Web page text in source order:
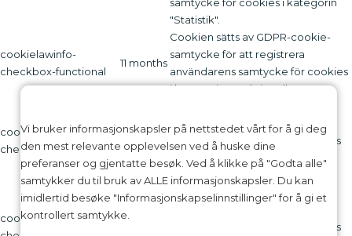
Vi bruker informasjonskapsler på nettstedet vårt for å gi deg
den mest relevante opplevelsen ved å huske dine
preferanser og gjentatte besøk. Ved å klikke på "Godta alle"
samtykker du til bruk av ALLE informasjonskapsler. Du kan
imidlertid besøke "Informasjonskapselinnstillinger" for å gi et
kontrollert samtykke.
"Statistik".
cookielawinfo-
checkbox-functional
11 months
Cookien sätts av GDPR-cookie-
samtycke för att registrera
användarens samtycke för cookies
i kategorin "Funktionell".
cookielawinfo-
checkbox-necessary
11 months
Cookie Consent-plugin. Cookies
används för att lagra användarens
samtycke för cookies i kategorin
"Nödvändigt".
cookielawinfo-
Denna cookie ställs in av GDPR
används för att lagra användarens